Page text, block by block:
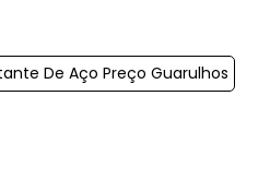
De Aço Preço Guarulhos